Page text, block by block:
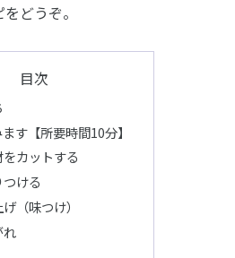
どうぞ。
目次
す【所要時間10分】
カットする
ける
（味つけ）
れ